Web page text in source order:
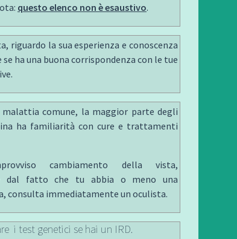
questo elenco non è esaustivo.
riguardo la sua esperienza e conoscenza
ha una buona corrispondenza con le tue
malattia comune, la maggior parte degli
ha familiarità con cure e trattamenti
cambiamento della vista,
dal fatto che tu abbia o meno una
consulta immediatamente un oculista.
i test genetici se hai un IRD.